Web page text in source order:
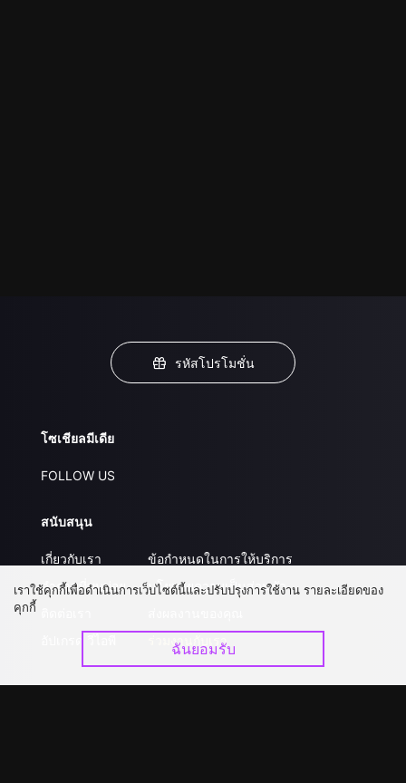
รหัสโปรโมชั่น
โซเชียลมีเดีย
FOLLOW US
สนับสนุน
เกี่ยวกับเรา
คำถามที่พบบ่อย
ข้อกำหนดในการให้บริการ
นโยบายความเป็นส่วนตัว
ร่วมงานกับเรา
เราใช้คุกกี้เพื่อดำเนินการเว็บไซต์นี้และปรับปรุงการใช้งาน รายละเอียดของ
คุกกี้
ฉันยอมรับ